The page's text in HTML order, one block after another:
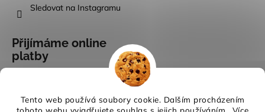
Tento web používá soubory cookie. Dalším procházením
tohoto webu vyjadřujete souhlas s jejich používáním.. Více
Sledovat na Instagramu
Přijímáme online
platby